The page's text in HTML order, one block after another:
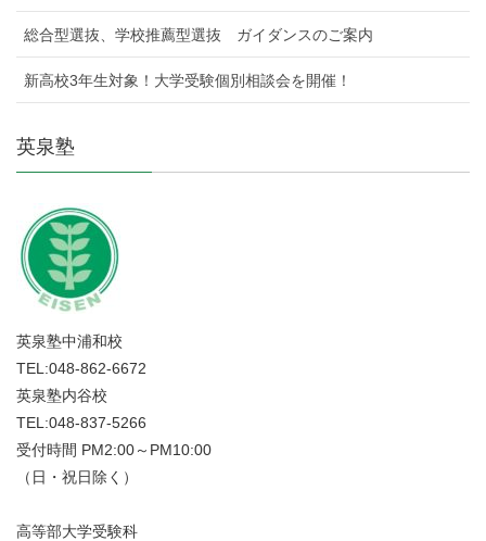
総合型選抜、学校推薦型選抜 ガイダンスのご案内
新高校3年生対象！大学受験個別相談会を開催！
英泉塾
英泉塾中浦和校
TEL:048-862-6672
英泉塾内谷校
TEL:048-837-5266
受付時間 PM2:00～PM10:00
（日・祝日除く）
高等部大学受験科